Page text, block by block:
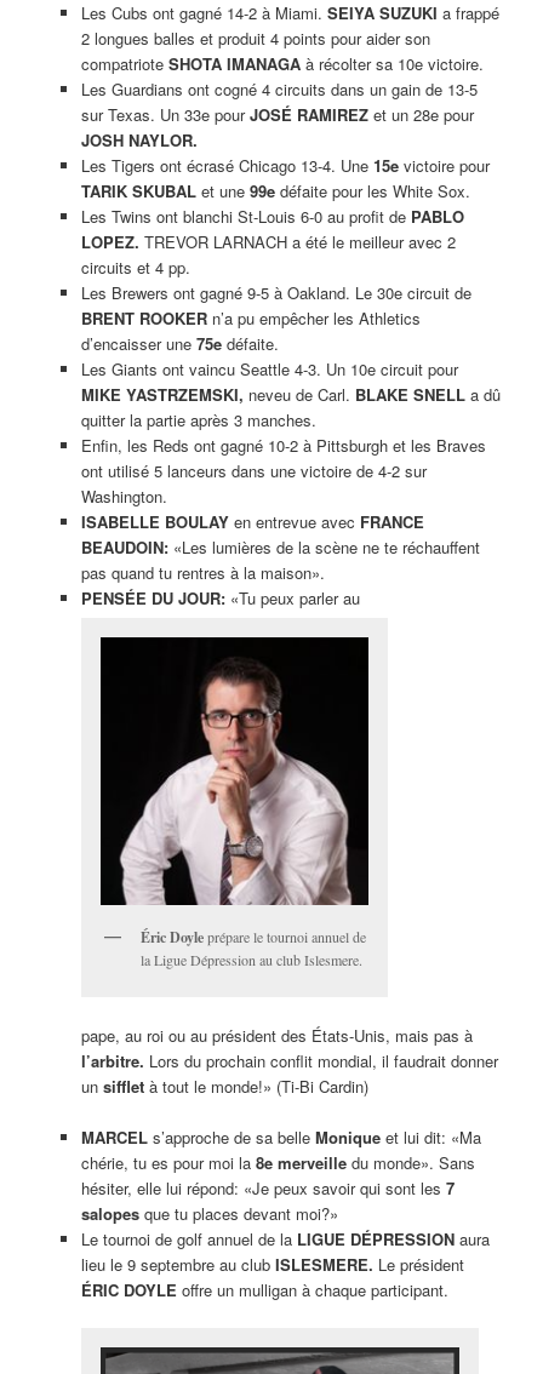
Les Cubs ont gagné 14-2 à Miami. SEIYA SUZUKI a frappé
2 longues balles et produit 4 points pour aider son
compatriote SHOTA IMANAGAà récolter sa 10e victoire.
Les Guardians ont cogné 4 circuits dans un gain de 13-5
sur Texas. Un 33e pourJOSÉ RAMIREZet un 28e pour
JOSH NAYLOR.
Les Tigers ont écrasé Chicago 13-4. Une 15evictoire pour
TARIK SKUBALet une 99edéfaite pour les White Sox.
Les Twins ont blanchi St-Louis 6-0 au profit de PABLO
LOPEZ. TREVOR LARNACH a été le meilleur avec 2
circuits et 4 pp.
Les Brewers ont gagné 9-5 à Oakland. Le 30e circuit de
BRENT ROOKERn’a pu empêcher les Athletics
d’encaisser une 75edéfaite.
Les Giants ont vaincu Seattle 4-3. Un 10e circuit pour
MIKE YASTRZEMSKI, neveu de Carl. BLAKE SNELLa dû
quitter la partie après 3 manches.
Enfin, les Reds ont gagné 10-2 à Pittsburgh et les Braves
ont utilisé 5 lanceurs dans une victoire de 4-2 sur
Washington.
ISABELLE BOULAY en entrevue avec FRANCE
BEAUDOIN:«Les lumières de la scène ne te réchauffent
pas quand tu rentres à la maison».
PENSÉE DU JOUR: «Tu peux parler au
Éric Doyleprépare le tournoi annuel de
la Ligue Dépression au club Islesmere.
pape, au roi ou au président des États-Unis, mais pas à
l’arbitre. Lors du prochain conflit mondial, il faudrait donner
un siffletà tout le monde!» (Ti-Bi Cardin)
MARCEL s’approche de sa belle Moniqueet lui dit: «Ma
chérie, tu es pour moi la 8e merveilledu monde». Sans
hésiter, elle lui répond: «Je peux savoir qui sont les 7
salopesque tu places devant moi?»
Le tournoi de golf annuel de la LIGUE DÉPRESSIONaura
lieu le 9 septembre au club ISLESMERE. Le président
ÉRIC DOYLE offre un mulligan à chaque participant.